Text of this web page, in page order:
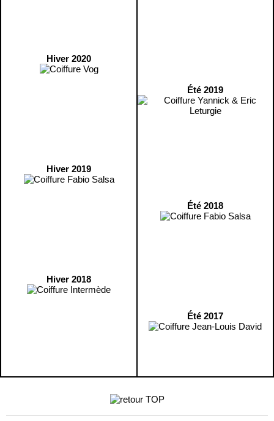
Hiver 2020
Hiver 2019
Hiver 2018
Été 2019
Été 2018
Été 2017